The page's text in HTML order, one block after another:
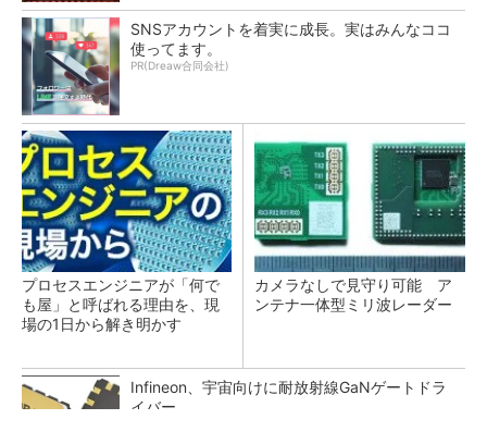
SNSアカウントを着実に成長。実はみんなココ
使ってます。
PR(Dreaw合同会社)
プロセスエンジニアが「何で
も屋」と呼ばれる理由を、現
場の1日から解き明かす
カメラなしで見守り可能 ア
ンテナ一体型ミリ波レーダー
Infineon、宇宙向けに耐放射線GaNゲートドラ
イバー